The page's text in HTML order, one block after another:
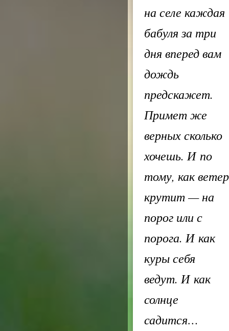
на селе каждая
бабуля за три
дня вперед вам
дождь
предскажет.
Примет же
верных сколько
хочешь. И по
тому, как ветер
крутит — на
порог или с
порога. И как
куры себя
ведут. И как
солнце
садится…